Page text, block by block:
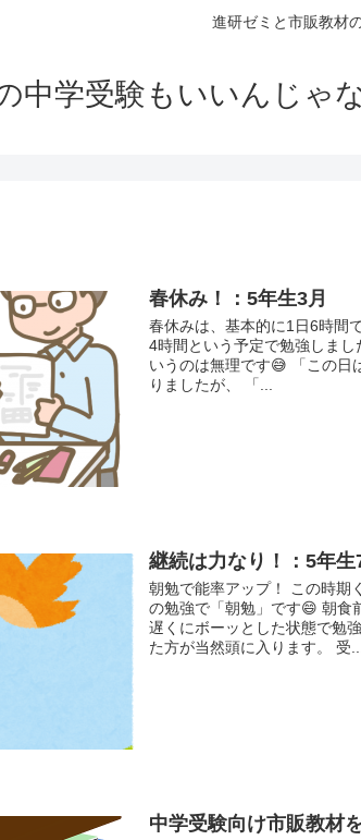
進研ゼミと市販教材
中学受験もいいんじゃ
春休み！：5年生3月
春休みは、基本的に1日6時間
4時間という予定で勉強しま
いうのは無理です😅 「この日
りましたが、 「...
継続は力なり！：5年生
朝勉で能率アップ！ この時期
の勉強で「朝勉」です😄 朝食
遅くにボーッとした状態で勉
た方が当然頭に入ります。 受...
中学受験向け市販教材